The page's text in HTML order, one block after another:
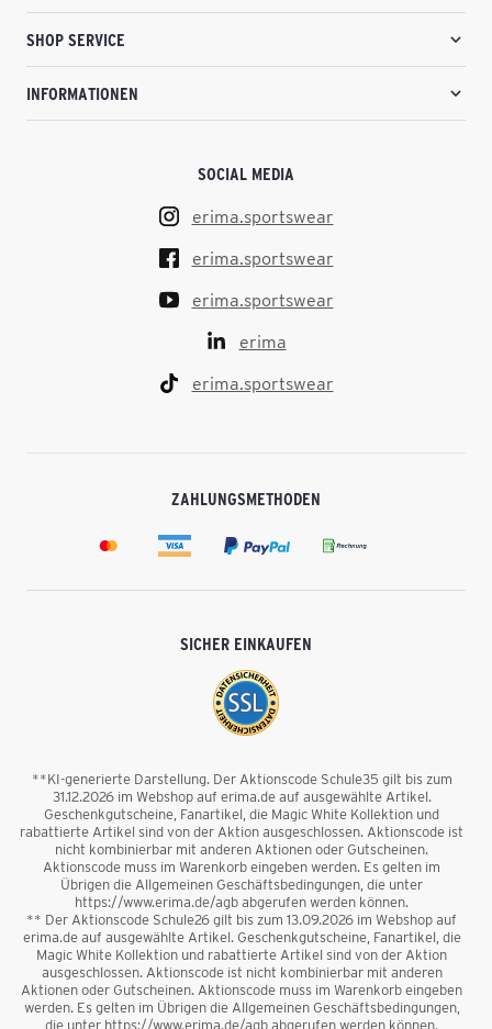
SHOP SERVICE
INFORMATIONEN
SOCIAL MEDIA
erima.sportswear
erima.sportswear
erima.sportswear
erima
erima.sportswear
ZAHLUNGSMETHODEN
SICHER EINKAUFEN
**KI-generierte Darstellung. Der Aktionscode Schule35 gilt bis zum
31.12.2026 im Webshop auf erima.de auf ausgewählte Artikel.
Geschenkgutscheine, Fanartikel, die Magic White Kollektion und
rabattierte Artikel sind von der Aktion ausgeschlossen. Aktionscode ist
nicht kombinierbar mit anderen Aktionen oder Gutscheinen.
Aktionscode muss im Warenkorb eingeben werden. Es gelten im
Übrigen die Allgemeinen Geschäftsbedingungen, die unter
https://www.erima.de/agb abgerufen werden können.
** Der Aktionscode Schule26 gilt bis zum 13.09.2026 im Webshop auf
erima.de auf ausgewählte Artikel. Geschenkgutscheine, Fanartikel, die
Magic White Kollektion und rabattierte Artikel sind von der Aktion
ausgeschlossen. Aktionscode ist nicht kombinierbar mit anderen
Aktionen oder Gutscheinen. Aktionscode muss im Warenkorb eingeben
werden. Es gelten im Übrigen die Allgemeinen Geschäftsbedingungen,
die unter https://www.erima.de/agb abgerufen werden können.